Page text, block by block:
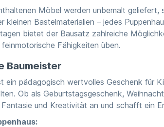
Möbel werden unbemalt
Bastelmaterialien – jedes
bietet der Bausatz zahlreiche
Fähigkeiten üben.
Baumeister
ein pädagogisch wertvolles Geschenk für
Ob als Geburtstagsgeschenk,
und Kreativität an und schafft ein